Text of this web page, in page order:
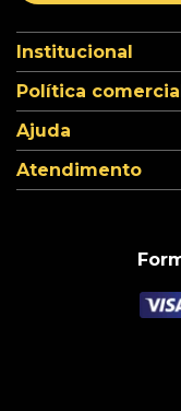
Institucional
Política
Ajuda
Atendimento